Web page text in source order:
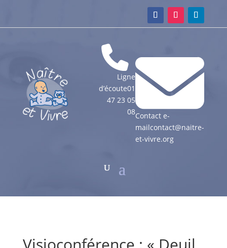
Ligne
d’écoute01
47 23 05
08Contact e-
mailcontact@naitre-
et-vivre.org